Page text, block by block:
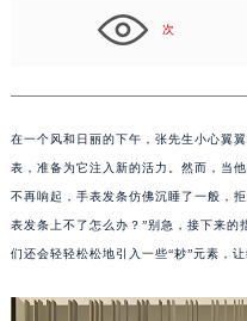
次
在一个风和日丽的下午，张先生小心翼
表，准备为它注入新的活力。然而，当
不再响起，手表发条仿佛沉睡了一般，
表发条上不了怎么办？”别急，接下来
们还会轻轻松松地引入一些“耖”元素，